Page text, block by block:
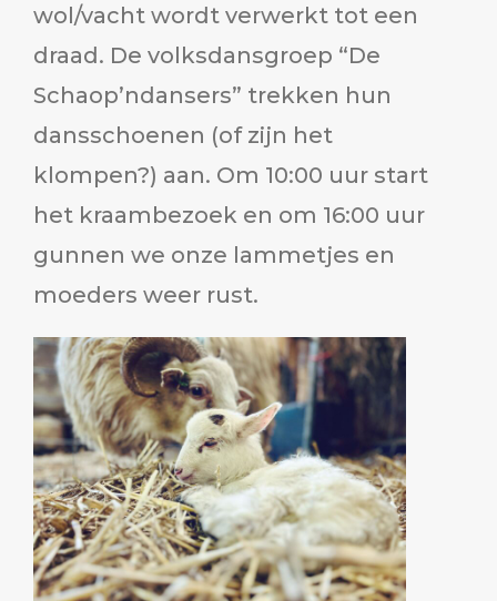
wol/vacht wordt verwerkt tot een
draad. De volksdansgroep “De
Schaop’ndansers” trekken hun
dansschoenen (of zijn het
klompen?) aan. Om 10:00 uur start
het kraambezoek en om 16:00 uur
gunnen we onze lammetjes en
moeders weer rust.